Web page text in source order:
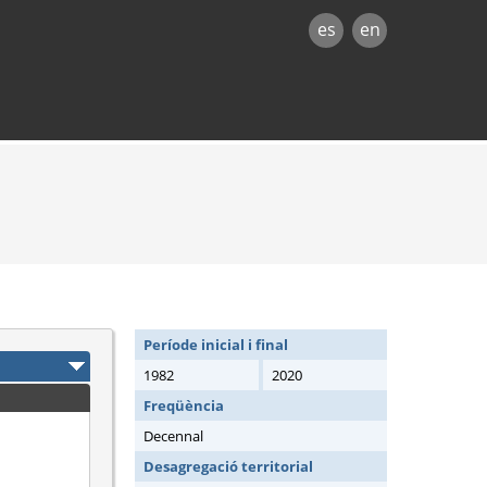
es en
Període inicial i final
1982
2020
Freqüència
Decennal
Desagregació territorial